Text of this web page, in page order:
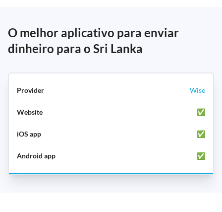
O melhor aplicativo para enviar
dinheiro para o Sri Lanka
Wise
✅
✅
✅